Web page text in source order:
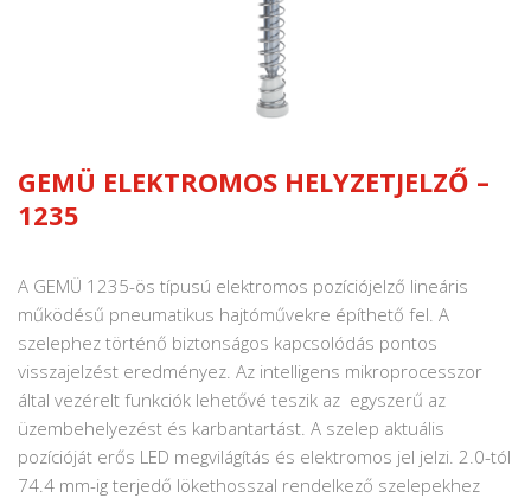
GEMÜ ELEKTROMOS HELYZETJELZŐ –
1235
A GEMÜ 1235-ös típusú elektromos pozíciójelző lineáris
működésű pneumatikus hajtóművekre építhető fel. A
szelephez történő biztonságos kapcsolódás pontos
visszajelzést eredményez. Az intelligens mikroprocesszor
által vezérelt funkciók lehetővé teszik az egyszerű az
üzembehelyezést és karbantartást. A szelep aktuális
pozícióját erős LED megvilágítás és elektromos jel jelzi. 2.0-tól
74.4 mm-ig terjedő lökethosszal rendelkező szelepekhez